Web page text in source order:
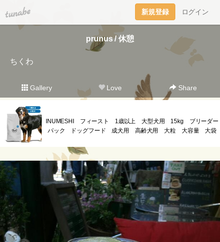
tuna.be 新規登録 ログイン
prunus / 休憩
ちくわ
Gallery Love Share
INUMESHI フィースト 1歳以上 大型犬用 15kg ブリーダー
パック ドッグフード 成犬用 高齢犬用 大粒 大容量 大袋